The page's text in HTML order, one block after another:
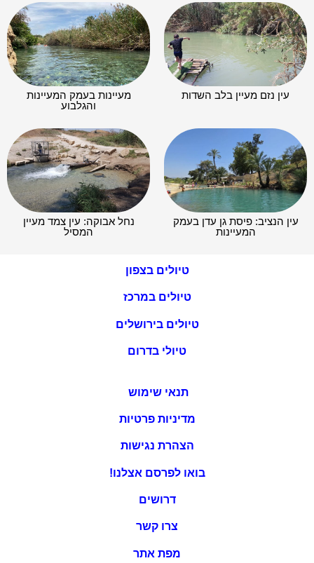
עין נזם מעיין בלב השדות
מעיינות בעמק המעיינות
והגלבוע
עין הנציב: פיסת גן עדן בעמק
המעיינות
נחל אבוקה: עין צמד מעיין
המסיל
טיולים בצפון
טיולים במרכז
טיולים בירושלים
טיולי בדרום
תנאי שימוש
מדיניות פרטיות
הצהרת נגישות
בואו לפרסם אצלנו!
דרושים
צרו קשר
מפת אתר